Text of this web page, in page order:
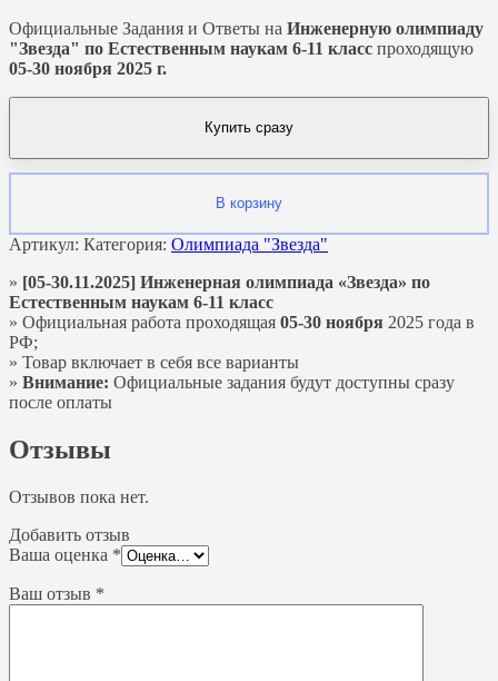
Официальные Задания и Ответы на Инженерную олимпиаду
"Звезда" по Естественным наукам 6-11 класс проходящую
05-30 ноября 2025 г.
Купить сразу
В корзину
Артикул: Категория: Олимпиада "Звезда"
» [05-30.11.2025] Инженерная олимпиада «Звезда» по
Естественным наукам 6-11 класс
» Официальная работа проходящая 05-30 ноября 2025 года в
РФ;
» Товар включает в себя все варианты
» Внимание: Официальные задания будут доступны сразу
после оплаты
Отзывы
Отзывов пока нет.
Добавить отзыв
Ваша оценка *
Ваш отзыв *